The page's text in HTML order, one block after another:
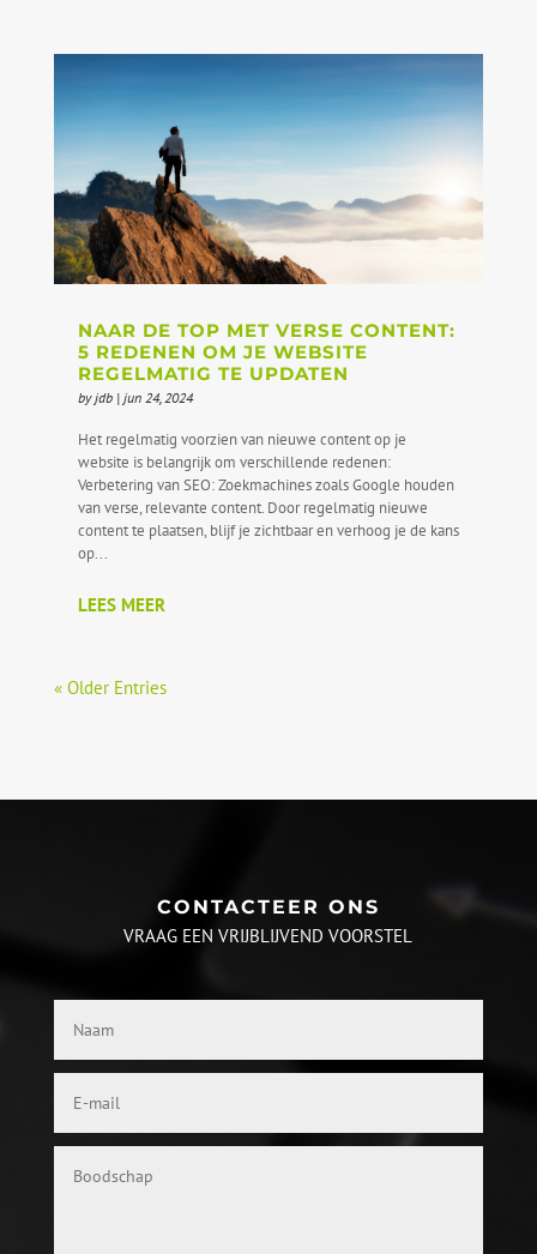
NAAR DE TOP MET VERSE CONTENT:
5 REDENEN OM JE WEBSITE
REGELMATIG TE UPDATEN
byjdb| jun 24, 2024
Het regelmatig voorzien van nieuwe content op je
website is belangrijk om verschillende redenen:
Verbetering van SEO: Zoekmachines zoals Google houden
van verse, relevante content. Door regelmatig nieuwe
content te plaatsen, blijf je zichtbaar en verhoog je de kans
op...
LEES MEER
« Older Entries
CONTACTEER ONS
VRAAG EEN VRIJBLIJVEND VOORSTEL